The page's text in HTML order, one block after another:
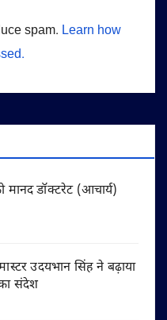
spam. Learn how
मानद डॉक्टरेट (आचार्य)
उदयभान सिंह ने बढ़ाया
संदेश